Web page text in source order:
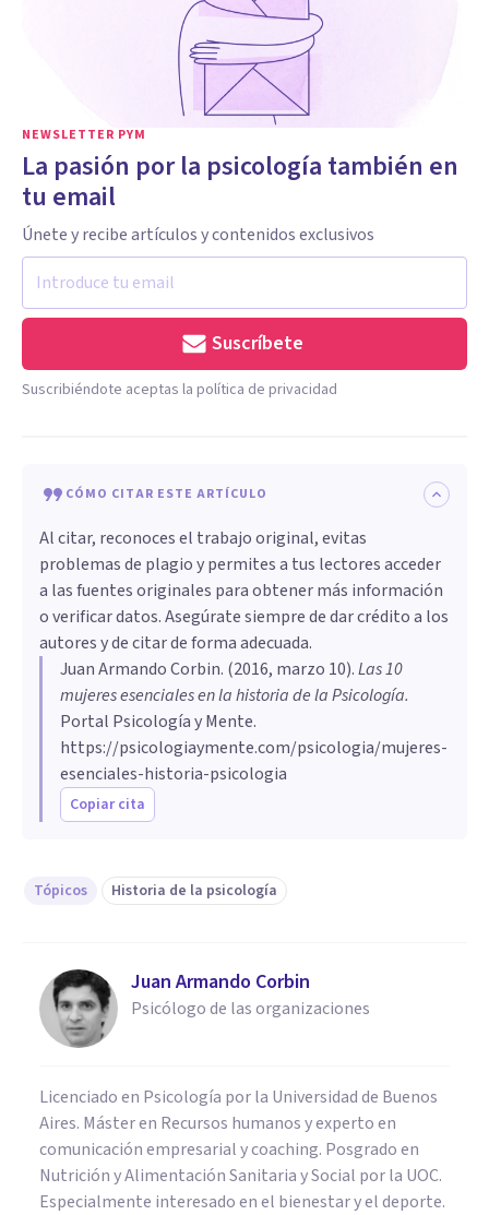
NEWSLETTER PYM
La pasión por la psicología también en
tu email
Únete y recibe artículos y contenidos exclusivos
Suscríbete
Suscribiéndote aceptas la política de privacidad
CÓMO CITAR ESTE ARTÍCULO
Al citar, reconoces el trabajo original, evitas
problemas de plagio y permites a tus lectores acceder
a las fuentes originales para obtener más información
o verificar datos. Asegúrate siempre de dar crédito a los
autores y de citar de forma adecuada.
Juan Armando Corbin. (2016, marzo 10).​Las 10
mujeres esenciales en la historia de la Psicología.
Portal Psicología y Mente.
https://psicologiaymente.com/psicologia/mujeres-
esenciales-historia-psicologia
Copiar cita
Tópicos Historia de la psicología
Juan Armando Corbin
Psicólogo de las organizaciones
Licenciado en Psicología por la Universidad de Buenos
Aires. Máster en Recursos humanos y experto en
comunicación empresarial y coaching. Posgrado en
Nutrición y Alimentación Sanitaria y Social por la UOC.
Especialmente interesado en el bienestar y el deporte.